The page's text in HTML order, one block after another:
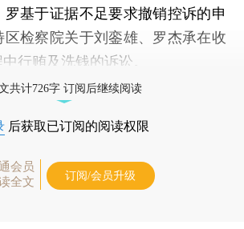
罗基于证据不足要求撤销控诉的申
区检察院关于刘銮雄、罗杰承在收
行贿及洗钱的诉讼。
共计726字 订阅后继续阅读
后获取已订阅的阅读权限
会员
全文
订阅/会员升级